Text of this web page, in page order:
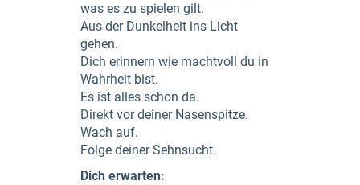
was es zu spielen gilt.
Aus der Dunkelheit ins Licht
gehen.
Dich erinnern wie machtvoll du in
Wahrheit bist.
Es ist alles schon da.
Direkt vor deiner Nasenspitze.
Wach auf.
Folge deiner Sehnsucht.
Dich erwarten: